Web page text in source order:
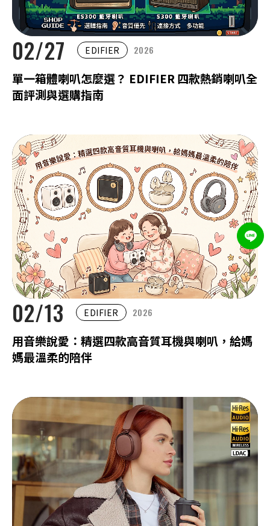
02/27 EDIFIER 2026
單一箱體喇叭怎麼選？ EDIFIER 四款熱銷喇叭全
面評測與選購指南
02/13 EDIFIER 2026
用音樂說愛：精選四款高音質耳機與喇叭，給媽
媽最溫柔的陪伴